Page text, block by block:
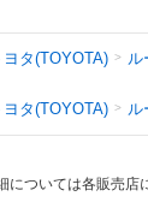
ヨタ(TOYOTA) ル
ヨタ(TOYOTA) ル
ついては各販売店